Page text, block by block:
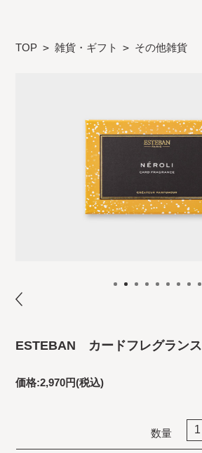
TOP > 雑貨・ギフト > その他雑貨
ESTEBAN カードフレグランス
価格:2,970円(税込)
数量